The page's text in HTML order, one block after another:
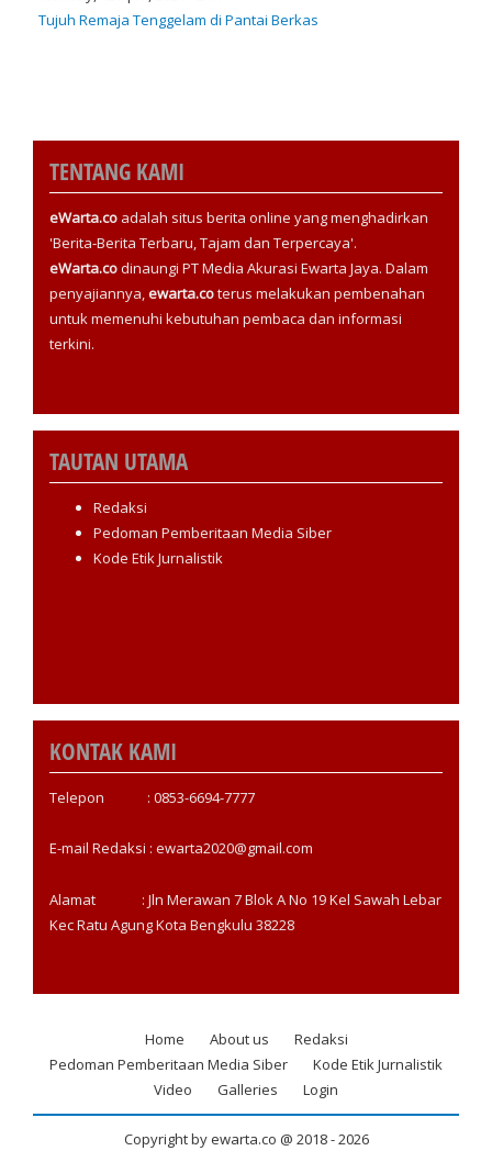
Tujuh Remaja Tenggelam di Pantai Berkas
TENTANG KAMI
eWarta.co adalah situs berita online yang menghadirkan
'Berita-Berita Terbaru, Tajam dan Terpercaya'.
eWarta.codinaungi PT Media Akurasi Ewarta Jaya. Dalam
penyajiannya, ewarta.coterus melakukan pembenahan
untuk memenuhi kebutuhan pembaca dan informasi
terkini.
TAUTAN UTAMA
Redaksi
Pedoman Pemberitaan Media Siber
Kode Etik Jurnalistik
KONTAK KAMI
Telepon : 0853-6694-7777
E-mail Redaksi : ewarta2020@gmail.com
Alamat : Jln Merawan 7 Blok A No 19 Kel Sawah Lebar
Kec Ratu Agung Kota Bengkulu 38228
Footer
Home About us
Redaksi
Pedoman Pemberitaan Media Siber
Kode Etik Jurnalistik
Video
Galleries Login
Copyright by ewarta.co @ 2018 -2026